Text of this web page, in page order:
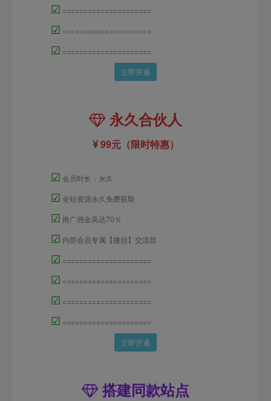
☑ =====================
☑ =====================
☑ =====================
立即开通
永久合伙人
99元（限时特惠）
☑ 会员时长：永久
☑ 全站资源永久免费获取
☑ 推广佣金高达70％
☑ 内部会员专属【微信】交流群
☑ =====================
☑ =====================
☑ =====================
☑ =====================
立即开通
搭建同款站点